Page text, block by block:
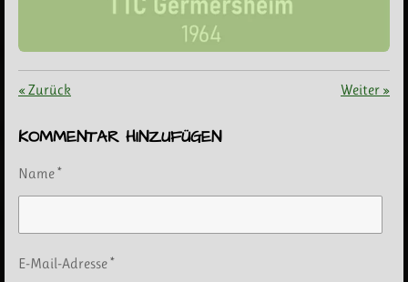
« Zurück Weiter »
KOMMENTAR HINZUFÜGEN
Name *
E-Mail-Adresse *